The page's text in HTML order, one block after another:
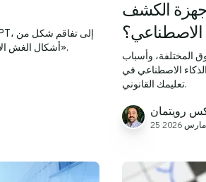
أشكال الغش الأكاديمي يُعرف باسم «السرقة الأدبية المرقعة».
الكشف
الاصطناعي؟
المختلفة، وأسباب
الاصطناعي في
تعليمك القانوني.
رويتمان
25 مارس 2026